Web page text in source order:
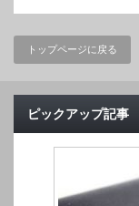
トップページに戻る
ピックアップ記事